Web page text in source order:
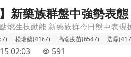
，資金點火生技動能文章頁
新藥族群盤中強勢表
松瑞藥(4167) 高端疫苗(6547) 浩鼎
02:03 591